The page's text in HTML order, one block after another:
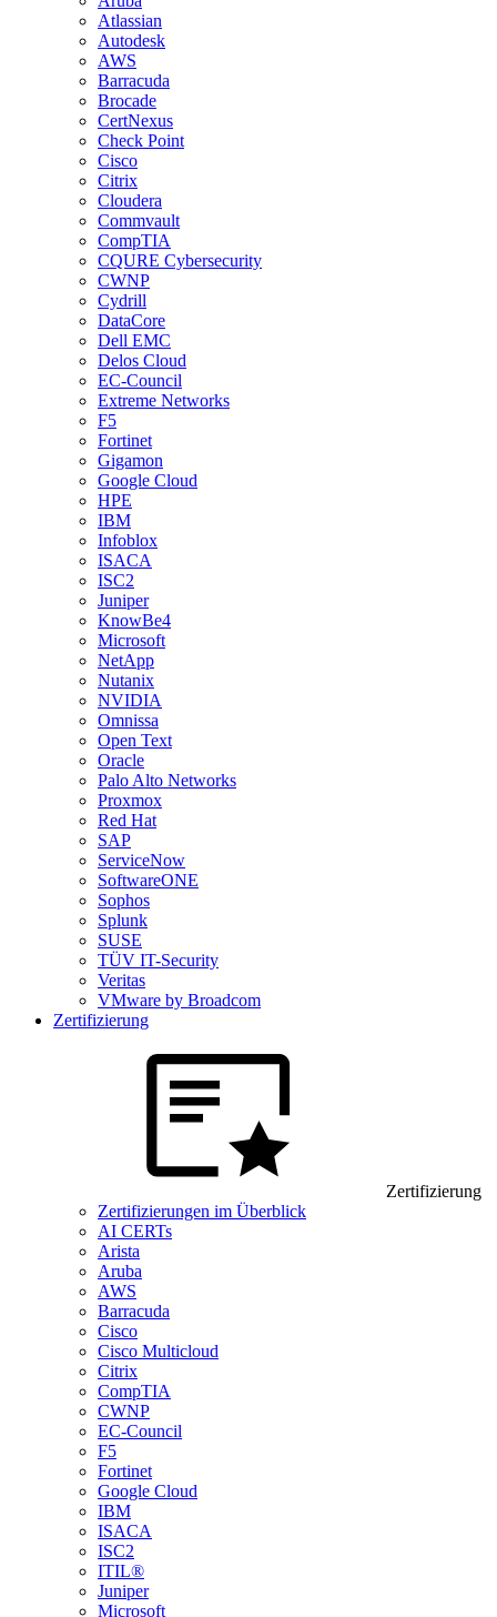
Atlassian
Autodesk
AWS
Barracuda
Brocade
CertNexus
Check Point
Cisco
Citrix
Cloudera
Commvault
CompTIA
CQURE Cybersecurity
CWNP
Cydrill
DataCore
Dell EMC
Delos Cloud
EC-Council
Extreme Networks
F5
Fortinet
Gigamon
Google Cloud
HPE
IBM
Infoblox
ISACA
ISC2
Juniper
KnowBe4
Microsoft
NetApp
Nutanix
NVIDIA
Omnissa
Open Text
Oracle
Palo Alto Networks
Proxmox
Red Hat
SAP
ServiceNow
SoftwareONE
Sophos
Splunk
SUSE
TÜV IT-Security
Veritas
VMware by Broadcom
Zertifizierung
Zertifizierung
Zertifizierungen im Überblick
AI CERTs
Arista
Aruba
AWS
Barracuda
Cisco
Cisco Multicloud
Citrix
CompTIA
CWNP
EC-Council
F5
Fortinet
Google Cloud
IBM
ISACA
ISC2
ITIL®
Juniper
Microsoft